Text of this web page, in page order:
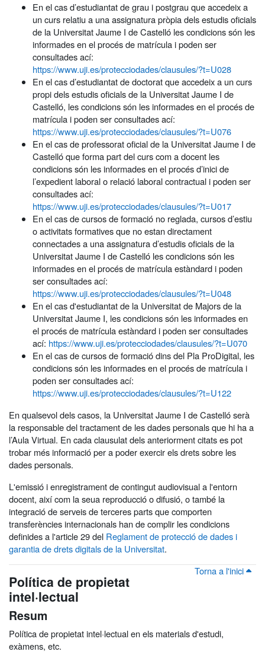
En el cas d’estudiantat de grau i postgrau que accedeix a
un curs relatiu a una assignatura pròpia dels estudis oficials
de la Universitat Jaume I de Castelló les condicions són les
informades en el procés de matrícula i poden ser
consultades ací:
https://www.uji.es/protecciodades/clausules/?t=U028
En el cas d’estudiantat de doctorat que accedeix a un curs
propi dels estudis oficials de la Universitat Jaume I de
Castelló, les condicions són les informades en el procés de
matrícula i poden ser consultades ací:
https://www.uji.es/protecciodades/clausules/?t=U076
En el cas de professorat oficial de la Universitat Jaume I de
Castelló que forma part del curs com a docent les
condicions són les informades en el procés d’inici de
l’expedient laboral o relació laboral contractual i poden ser
consultades ací:
https://www.uji.es/protecciodades/clausules/?t=U017
En el cas de cursos de formació no reglada, cursos d’estiu
o activitats formatives que no estan directament
connectades a una assignatura d’estudis oficials de la
Universitat Jaume I de Castelló les condicions són les
informades en el procés de matrícula estàndard i poden
ser consultades ací:
https://www.uji.es/protecciodades/clausules/?t=U048
En el cas d'estudiantat de la Universitat de Majors de la
Universitat Jaume I, les condicions són les informades en
el procés de matrícula estàndard i poden ser consultades
ací: https://www.uji.es/protecciodades/clausules/?t=U070
En el cas de cursos de formació dins del Pla ProDigital, les
condicions són les informades en el procés de matrícula i
poden ser consultades ací:
https://www.uji.es/protecciodades/clausules/?t=U122
En qualsevol dels casos, la Universitat Jaume I de Castelló serà
la responsable del tractament de les dades personals que hi ha a
l’Aula Virtual. En cada clausulat dels anteriorment citats es pot
trobar més informació per a poder exercir els drets sobre les
dades personals.
L'emissió i enregistrament de contingut audiovisual a l'entorn
docent, així com la seua reproducció o difusió, o també la
integració de serveis de terceres parts que comporten
transferències internacionals han de complir les condicions
definides a l'article 29 del Reglament de protecció de dades i
garantia de drets digitals de la Universitat.
Torna a l'inici
Política de propietat
intel·lectual
Resum
Política de propietat intel·lectual en els materials d'estudi,
exàmens, etc.